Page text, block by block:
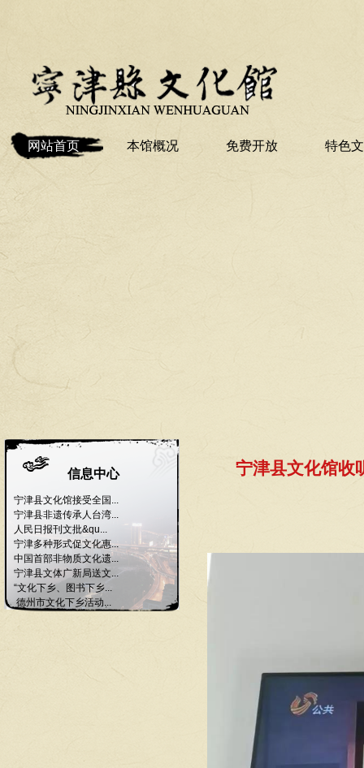
网站首页 本馆概况 免费开放 特色
信息中心
宁津县文化馆接受全国...
宁津县非遗传承人台湾...
人民日报刊文批&qu...
宁津多种形式促文化惠...
中国首部非物质文化遗...
宁津县文体广新局送文...
“文化下乡、图书下乡...
德州市文化下乡活动...
宁津县文化馆收